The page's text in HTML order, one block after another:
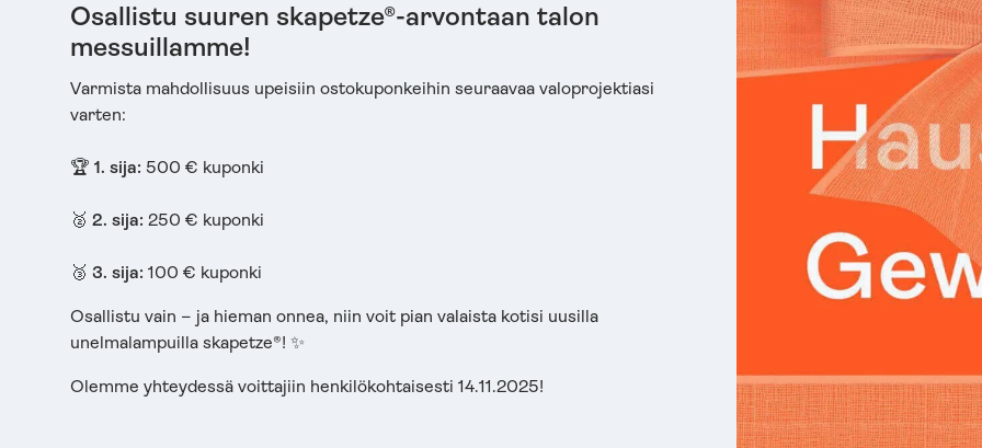
Osallistu suuren skapetze®-arvontaan talon
messuillamme!
Varmista mahdollisuus upeisiin ostokuponkeihin seuraavaa valoprojektiasi
varten:
🏆 1. sija: 500 € kuponki
🥈 2. sija: 250 € kuponki
🥉 3. sija: 100 € kuponki
Osallistu vain – ja hieman onnea, niin voit pian valaista kotisi uusilla
unelmalampuilla skapetze®! ✨
Olemme yhteydessä voittajiin henkilökohtaisesti 14.11.2025!